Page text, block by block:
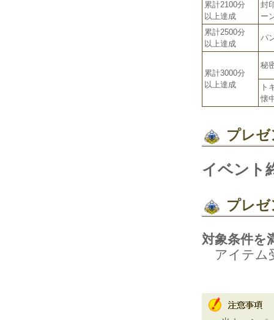
累計2100分
以上達成
封
ー
累計2500分
以上達成
パ
累計3000分
以上達成
秘
ト
懐
プレ
イベント
プレ
対象条件を
アイテム